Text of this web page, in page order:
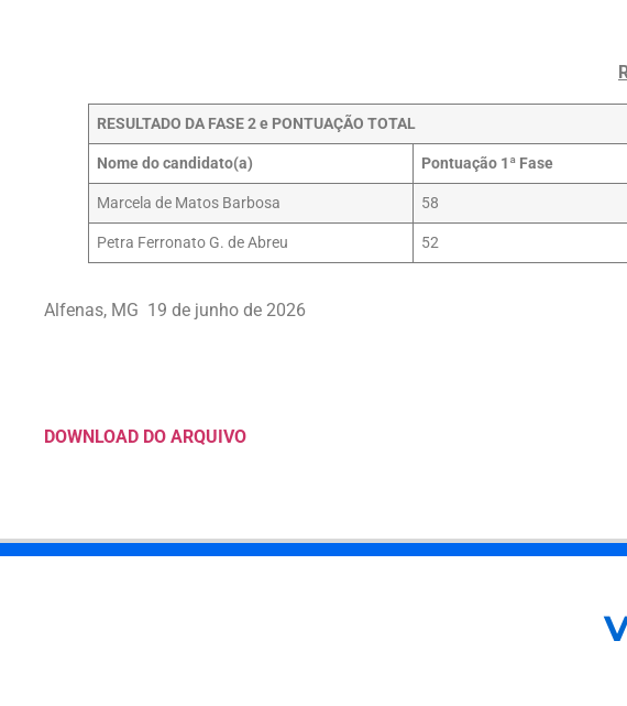
RESULTADO DA FASE 2 e PONTUAÇÃO TOTAL
Nome do candidato(a) Pontuação 1ª Fase
Marcela de Matos Barbosa 58
Petra Ferronato G. de Abreu 52
Alfenas, MG 19 de junho de 2026
DOWNLOAD DO ARQUIVO